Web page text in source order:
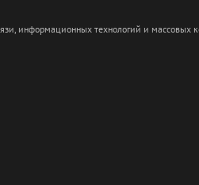
информационных технологий и